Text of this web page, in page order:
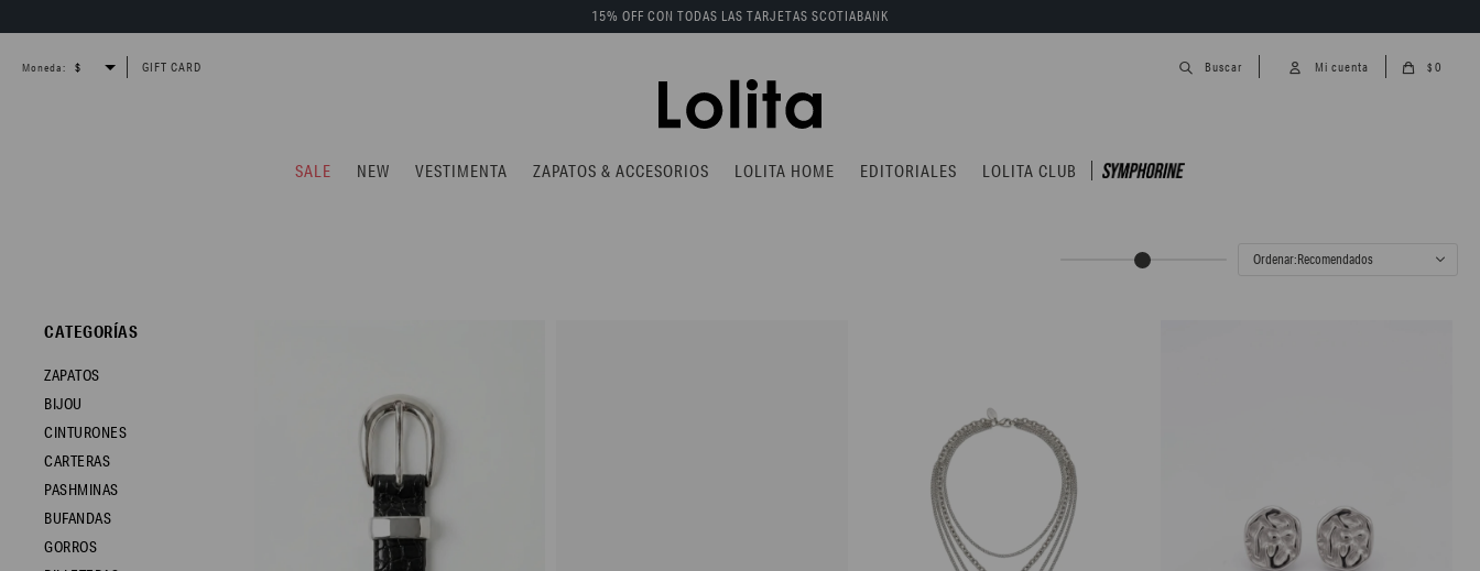
SALE NEW VESTIMENTA ZAPATOS & ACCESORIOS LOLITA HOME EDITORIALES LOLITA CLUB
$ 0
15% OFF CON TODAS LAS TARJETAS SCOTIABANK
Moneda: GIFT CARD
Recomendados
CATEGORÍAS
ZAPATOS
BIJOU
CINTURONES
CARTERAS
PASHMINAS
BUFANDAS
GORROS